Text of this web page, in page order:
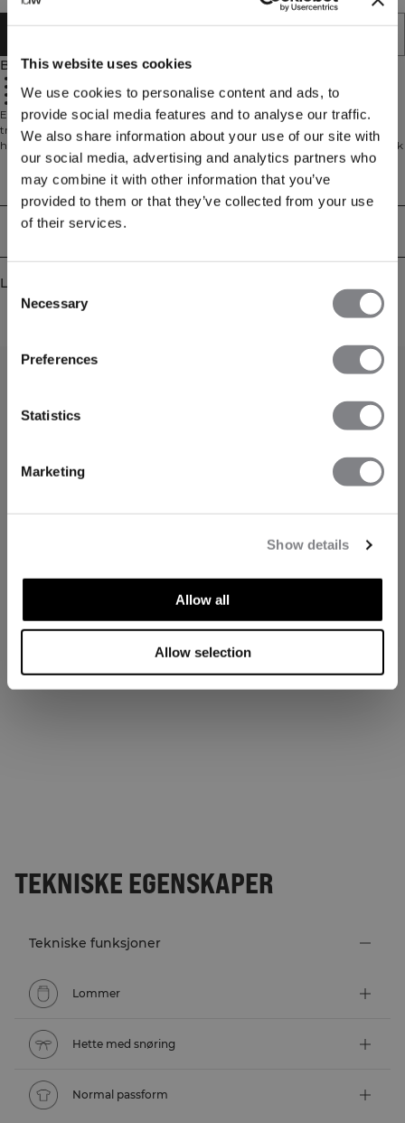
This website uses cookies
We use cookies to personalise content and ads, to
provide social media features and to analyse our traffic.
We also share information about your use of our site with
our social media, advertising and analytics partners who
may combine it with other information that you’ve
provided to them or that they’ve collected from your use
of their services.
Consent
Selection
Necessary
Preferences
Statistics
Marketing
Show details
Allow all
Allow selection
Beskrivelse
Hette med snøring
Lommer foran
Everyday Hoodie Print er laget for enhver anledning – til og fra
treningsstudioet, på jobb, når du slapper av hjemme, eller rett og slett for
hverdagsbruk. Med sin moderne passform og retro-inspirerte merkevaretrykk
gir den et friskt preg på en klassisk hettegenser. Laget av en myk blanding av
60% bomull og 40% polyester, har den justerbar snor i hetten, lommer på
hendene og ribbede mansjetter for komfort hele dagen.
Tekniske egenskaper
Levering og retur
Lignende produkter
TEKNISKE EGENSKAPER
Tekniske funksjoner
Lommer
Hette med snøring
Normal passform